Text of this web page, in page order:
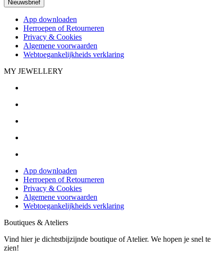
Nieuwsbrief
App downloaden
Herroepen of Retourneren
Privacy & Cookies
Algemene voorwaarden
Webtoegankelijkheids verklaring
MY JEWELLERY
App downloaden
Herroepen of Retourneren
Privacy & Cookies
Algemene voorwaarden
Webtoegankelijkheids verklaring
Boutiques & Ateliers
Vind hier je dichtstbijzijnde boutique of Atelier. We hopen je snel te
zien!